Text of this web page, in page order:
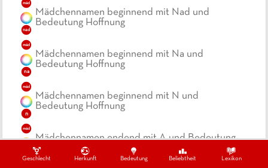
Geschlecht Herkunft Bedeutung Beliebtheit Lexikon
mäd
nad
Mädchennamen beginnend mit Nad und
Bedeutung Hoffnung
mäd
na
Mädchennamen beginnend mit Na und
Bedeutung Hoffnung
mäd
n
Mädchennamen beginnend mit N und
Bedeutung Hoffnung
mäd
a
Mädchennamen endend mit A und Bedeutung
Hoffnung